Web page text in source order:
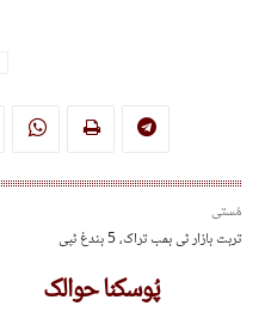
مُستی
تربت بازار ٹی بمب تراک، 5 بندغ ٹپی
پُوسکنا حوالک